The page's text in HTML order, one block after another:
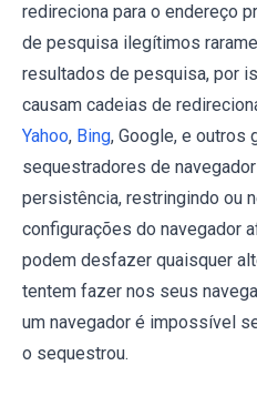
redireciona para o endereço
de pesquisa ilegítimos
resultados de pesquisa, por
causam cadeias de
Yahoo, Bing, Google, e outros
sequestradores de
persistência, restringindo ou
configurações do navegador
podem desfazer quaisquer
tentem fazer nos seus
um navegador é impossível
o sequestrou.